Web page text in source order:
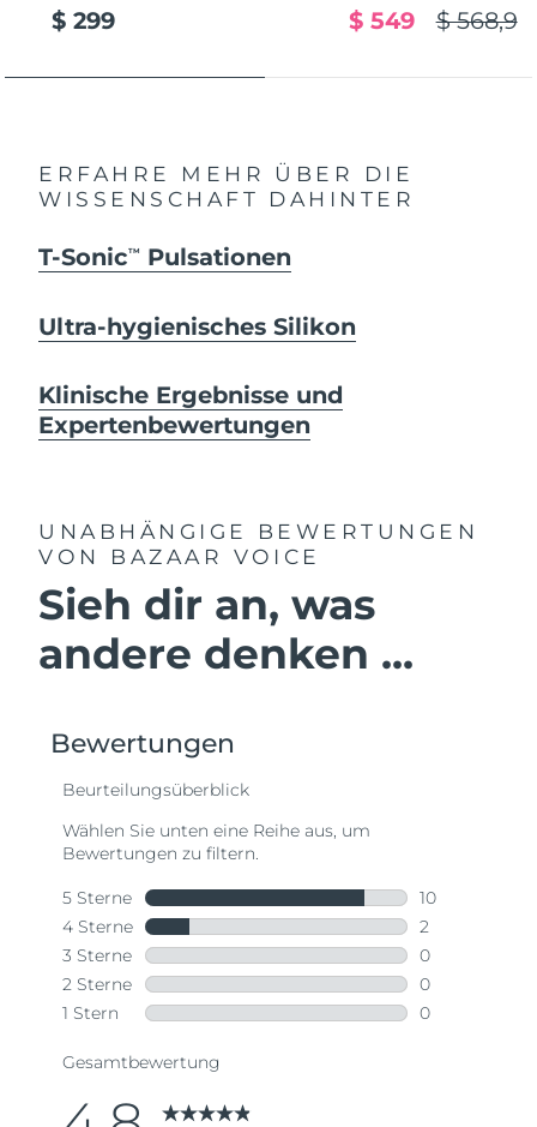
$ 299 $ 568,9
$ 549
ERFAHRE MEHR ÜBER DIE
WISSENSCHAFT DAHINTER
T-SonicTM Pulsationen
Ultra-hygienisches Silikon
Klinische Ergebnisse und
Expertenbewertungen
UNABHÄNGIGE BEWERTUNGEN
VON BAZAAR VOICE
Sieh dir an, was
andere denken ...